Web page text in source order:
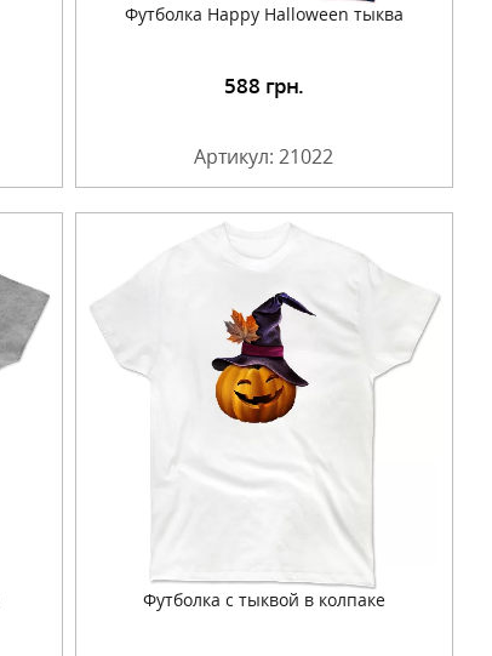
Футболка Happy Halloween тыква
588 грн.
Артикул: 21022
Футболка с тыквой в колпаке